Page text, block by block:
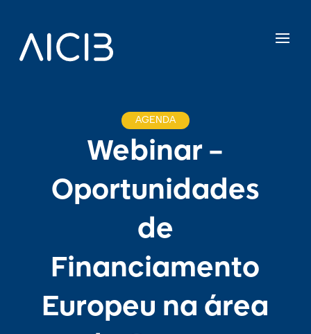
AGENDA
Webinar –
Oportunidades
de
Financiamento
Europeu na área